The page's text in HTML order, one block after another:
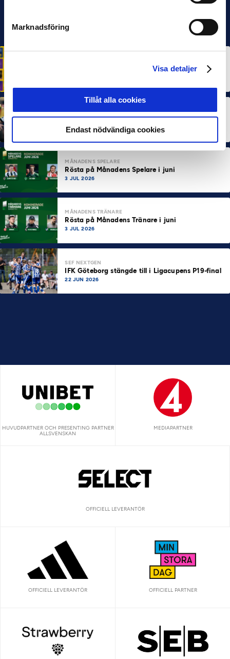
Marknadsföring
Visa detaljer
Tillåt alla cookies
Endast nödvändiga cookies
Svensk Elitfotboll lanserar Fotbollseffekten – en
rapport om Sveriges starkaste folkrörelse och
MÅNADENS SPELARE MÅNADENS TRÄNARE
Dubbla Landskrona-priser när juni summeras
10 JUL 2026
MÅNADENS SPELARE
Rösta på Månadens Spelare i juni
3 JUL 2026
MÅNADENS TRÄNARE
Rösta på Månadens Tränare i juni
3 JUL 2026
SEF NEXTGEN
IFK Göteborg stängde till i Ligacupens P19-final
22 JUN 2026
HUVUDPARTNER OCH PRESENTING PARTNER
ALLSVENSKAN
MEDIAPARTNER
OFFICIELL LEVERANTÖR
OFFICIELL LEVERANTÖR OFFICIELL PARTNER